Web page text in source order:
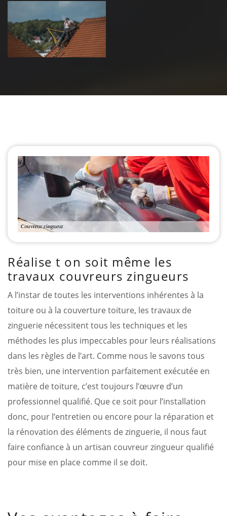
Urgence fuite
de toiture 39
Jura
Réalise t on soit même les
travaux couvreurs zingueurs
A l’instar de toutes les interventions inhérentes à la
toiture ou à la couverture toiture, les travaux de
zinguerie nécessitent tous les techniques et les
méthodes les plus impeccables pour leurs réalisations
dans les règles de l’art. Comme nous le savons tous
très bien, une intervention parfaitement exécutée en
matière de toiture, c’est toujours l’œuvre d’un
professionnel qualifié. Que ce soit pour l’installation
donc, pour l’entretien ou encore pour la réparation et
la rénovation des éléments de zinguerie, il nous faut
faire confiance à un artisan couvreur zingueur qualifié
pour mise en place comme il se doit.